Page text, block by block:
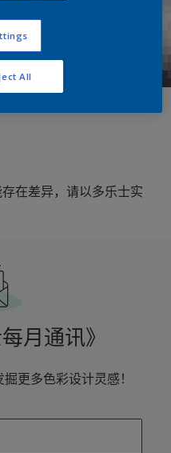
在差异，请以多乐士实
月通讯》
更多色彩设计灵感！
All